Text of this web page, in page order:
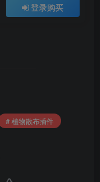
登录购买
# 植物散布插件